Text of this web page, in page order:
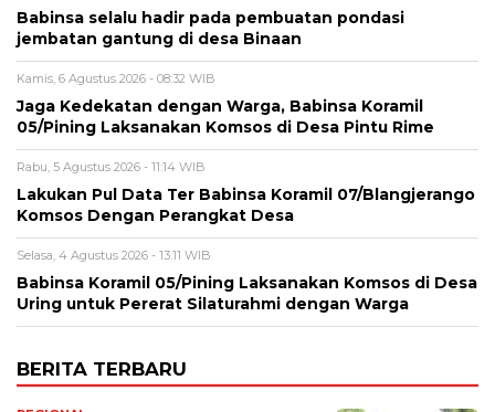
Babinsa selalu hadir pada pembuatan pondasi
jembatan gantung di desa Binaan
Kamis, 6 Agustus 2026 - 08:32 WIB
Jaga Kedekatan dengan Warga, Babinsa Koramil
05/Pining Laksanakan Komsos di Desa Pintu Rime
Rabu, 5 Agustus 2026 - 11:14 WIB
Lakukan Pul Data Ter Babinsa Koramil 07/Blangjerango
Komsos Dengan Perangkat Desa
Selasa, 4 Agustus 2026 - 13:11 WIB
Babinsa Koramil 05/Pining Laksanakan Komsos di Desa
Uring untuk Pererat Silaturahmi dengan Warga
BERITA TERBARU